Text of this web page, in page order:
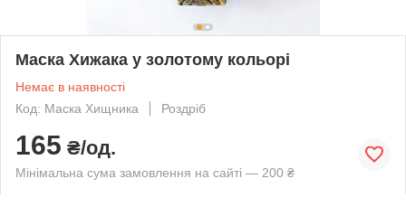
Маска Хижака у золотому кольорі
Немає в наявності
Код: Маска Хищника
Роздріб
165 ₴/од.
Мінімальна сума замовлення на сайті — 200 ₴